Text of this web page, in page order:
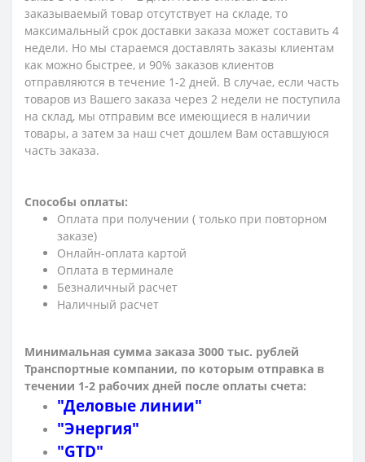
заказываемый товар отсутствует на складе, то
максимальный срок доставки заказа может составить 4
недели. Но мы стараемся доставлять заказы клиентам
как можно быстрее, и 90% заказов клиентов
отправляются в течение 1-2 дней. В случае, если часть
товаров из Вашего заказа через 2 недели не поступила
на склад, мы отправим все имеющиеся в наличии
товары, а затем за наш счет дошлем Вам оставшуюся
часть заказа.
Способы оплаты:
Оплата при получении ( только при повторном
заказе)
Онлайн-оплата картой
Оплата в терминале
Безналичный расчет
Наличный расчет
Минимальная сумма заказа 3000 тыс. рублей
Транспортные компании, по которым отправка в
течении 1-2 рабочих дней после оплаты счета:
"Деловые линии"
"Энергия"
"GTD"